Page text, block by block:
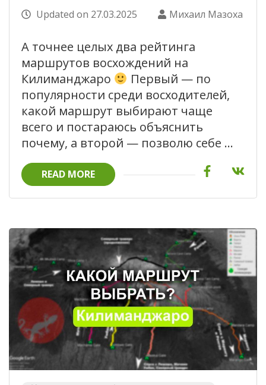
Updated on 27.03.2025 Михаил Мазоха
А точнее целых два рейтинга
маршрутов восхождений на
Килиманджаро
Первый — по
популярности среди восходителей,
какой маршрут выбирают чаще
всего и постараюсь объяснить
почему, а второй — позволю себе …
READ MORE